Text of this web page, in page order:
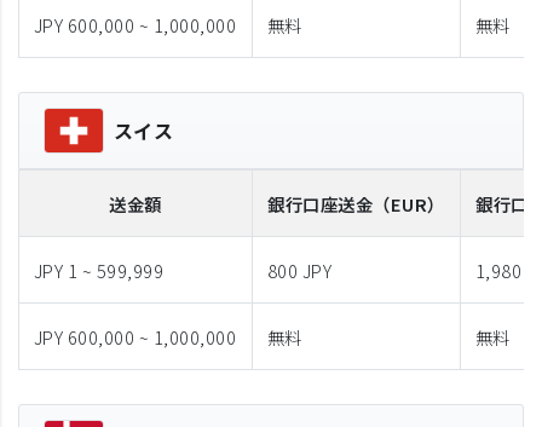
JPY 600,000 ~ 1,000,000 無料 無料
スイス
送金額 銀行口座送金 （EUR） 銀行口
JPY 1 ~ 599,999 800 JPY 1,980
JPY 600,000 ~ 1,000,000 無料 無料